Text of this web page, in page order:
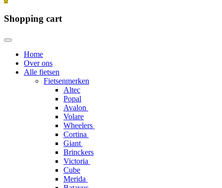
Shopping cart
Home
Over ons
Alle fietsen
Fietsenmerken
Altec
Popal
Avalon
Volare
Wheelers
Cortina
Giant
Brinckers
Victoria
Cube
Merida